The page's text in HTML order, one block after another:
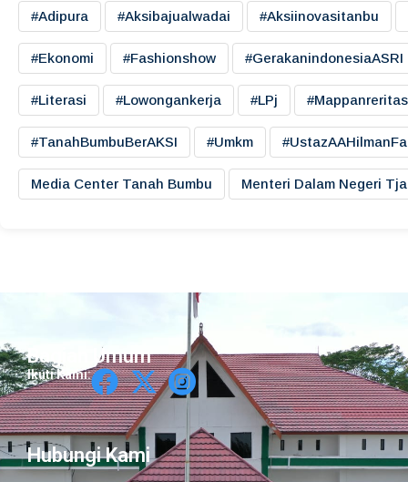
#adipura #aksibajualwadai #aksiinovasitanbu
#ekonomi #fashionshow #gerakanindonesiaASRI
#literasi #lowongankerja #LPj
#TanahBumbuBerAKSI #umkm
Media Center Tanah Bumbu Menteri Dalam Negeri
Bagian Umum
Ikuti Kami:
Hubungi Kami